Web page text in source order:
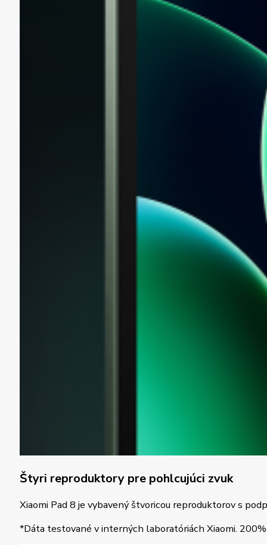
Štyri reproduktory pre pohlcujúci zvuk
Xiaomi Pad 8 je vybavený štvoricou reproduktorov s
*Dáta testované v interných laboratóriách Xiaomi.